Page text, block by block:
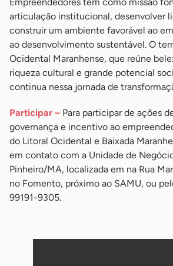
Empreendedores tem como missão
articulação institucional, desenvolver
construir um ambiente favorável ao
ao desenvolvimento sustentável. O
Ocidental Maranhense, que reúne
riqueza cultural e grande potencial
continua nessa jornada de
Participar – Para participar de ações
governança e incentivo ao
do Litoral Ocidental e Baixada
em contato com a Unidade de
Pinheiro/MA, localizada em na Rua
no Fomento, próximo ao SAMU, ou
99191-9305.